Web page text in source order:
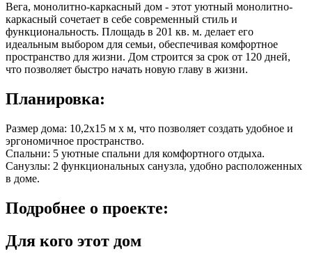
Вега, монолитно-каркасный дом - этот уютный монолитно-
каркасный сочетает в себе современный стиль и
функциональность. Площадь в 201 кв. м. делает его
идеальным выбором для семьи, обеспечивая комфортное
пространство для жизни. Дом строится за срок от 120 дней,
что позволяет быстро начать новую главу в жизни.
Планировка:
Размер дома: 10,2x15 м x м, что позволяет создать удобное и
эргономичное пространство.
Спальни: 5 уютные спальни для комфортного отдыха.
Санузлы: 2 функциональных санузла, удобно расположенных
в доме.
Подробнее о проекте:
Для кого этот дом